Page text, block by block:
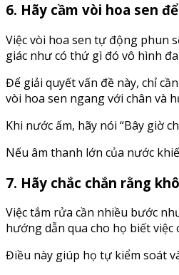
6. Hãy cầm vòi hoa sen
Việc vòi hoa sen tự động phun
giác như có thứ gì đó vô hình
Để giải quyết vấn đề này, chỉ
vòi hoa sen ngang với chân và
Khi nước ấm, hãy nói “Bây giờ
Nếu âm thanh lớn của nước
7. Hãy chắc chắn rằng
Việc tắm rửa cần nhiều bước
hướng dẫn qua cho họ biết
Điều này giúp họ tự kiểm soát